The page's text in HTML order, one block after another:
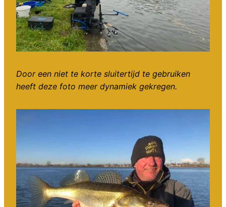
Door een niet te korte sluitertijd te gebruiken
heeft deze foto meer dynamiek gekregen.